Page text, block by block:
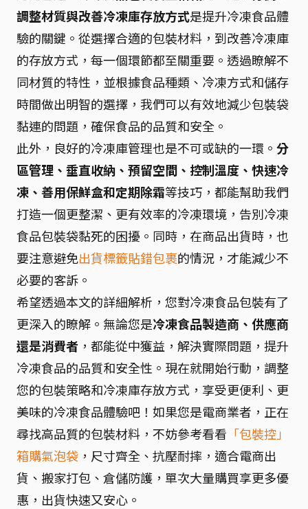
調整材質與改善冷凍庫存放方式是提升冷凍食品體
驗的關鍵。從選擇合適的包裝材料，到改善冷凍庫
的存放方式，每一個環節都至關重要。透過瞭解不
同材質的特性，並根據食品種類、冷凍方式和儲存
時間做出明智的選擇，我們可以有效地減少包裝袋
黏連的問題，確保食品的品質和安全。
此外，良好的冷凍庫管理也是不可或缺的一環。 分
區管理、垂直收納、預留空間、控制溫度、快速冷
凍、善用保鮮盒和定期除霜等技巧，都能幫助我們
打造一個更整潔、更有效率的冷凍環境，告別冷凍
食品包裝袋黏死的困擾。同時，在商品出貨時，也
要注意避免出貨標籤貼錯包裹的情況，才能減少不
必要的客訴。
希望透過本文的詳細解析，您對冷凍食品包裝有了
更深入的瞭解。無論您是冷凍食品製造商、供應商
還是消費者 ，都能從中獲益，解決實際問題，提升
冷凍食品的品質和安全性。現在就開始行動，調整
您的包裝策略和冷凍庫存放方式，享受更便利、更
美味的冷凍食品體驗吧！如果您是電商業者，正在
尋找高品質的包裝材料，不妨參考看看 「包裝控」
箱購氣泡袋 ，尺寸齊全、抗壓耐摔，適合電商出
貨、搬家打包、倉儲防護，單次大量購買享更多優
惠，出貨快速又安心。